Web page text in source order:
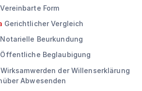
Vereinbarte Form
Gerichtlicher Vergleich
Notarielle Beurkundung
Öffentliche Beglaubigung
Wirksamwerden der Willenserklärung
Abwesenden